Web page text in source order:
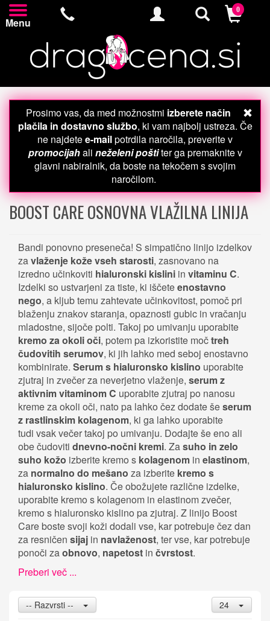
Menu
0
Prosimo vas, da med možnostmi izberete način
plačila in dostavno službo, ki vam najbolj ustreza. Če
ne najdetee-mailpotrdila naročila, preverite v
promocijahali neželeni poštiter ga premaknite v
glavni nabiralnik, da boste na tekočem s svojim
naročilom.
BOOST CARE OSNOVNA VLAŽILNA LINIJA
Bandi ponovno preseneča! S simpatično linijo izdelkov
zavlaženje kože vseh starosti, zasnovano na
izredno učinkoviti hialuronski kislini in vitaminu C.
Izdelki so ustvarjeni za tiste, ki iščeteenostavno
nego, a kljub temu zahtevate učinkovitost, pomoč pri
blaženju znakov staranja, opaznosti gubic in vračanju
mladostne, sijoče polti. Takoj po umivanju uporabite
kremo za okoli oči, potem pa izkoristite močtreh
čudovitih serumov, ki jih lahko med seboj enostavno
kombinirate. Serum s hialuronsko kislino uporabite
zjutraj in zvečer za neverjetno vlaženje, serum z
aktivnim vitaminom C uporabite zjutraj po nanosu
kreme za okoli oči, nato pa lahko čez dodate šeserum
z rastlinskim kolagenom, ki ga lahko uporabite
tudi vsak večer takoj po umivanju. Dodajte še eno ali
obe čudoviti dnevno-nočni kremi. Zasuho in zelo
suho kožo izberite kremo s kolagenom in elastinom,
za normalno do mešano za izberite kremo s
hialuronsko kislino. Če obožujete različne izdelke,
uporabite kremo s kolagenom in elastinom zvečer,
kremo s hialuronsko kislino pa zjutraj. Z linijo Boost
Care boste svoji koži dodali vse, kar potrebuje čez dan
za resničen sijaj in navlaženost, ter vse, kar potrebuje
ponoči zaobnovo, napetost in čvrstost.
Preberi več ...
-- Razvrsti -- 24